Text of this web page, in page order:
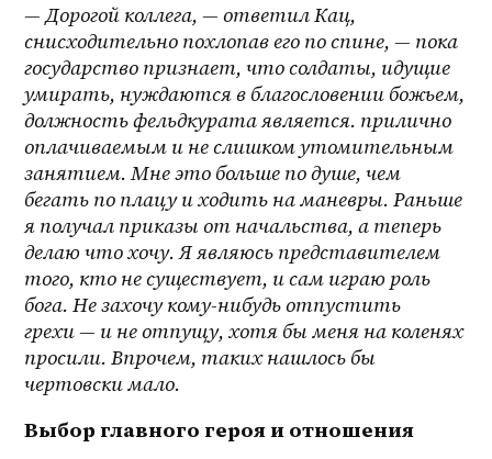
— Дорогой коллега, — ответил Кац,
снисходительно похлопав его по спине, — пока
государство признает, что солдаты, идущие
умирать, нуждаются в благословении божьем,
должность фельдкурата является. прилично
оплачиваемым и не слишком утомительным
занятием. Мне это больше по душе, чем
бегать по плацу и ходить на маневры. Раньше
я получал приказы от начальства, а теперь
делаю что хочу. Я являюсь представителем
того, кто не существует, и сам играю роль
бога. Не захочу кому-нибудь отпустить
грехи — и не отпущу, хотя бы меня на коленях
просили. Впрочем, таких нашлось бы
чертовски мало.
Выбор главного героя и отношения